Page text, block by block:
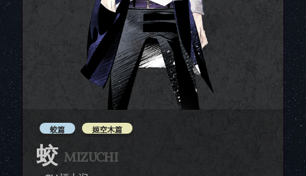
蛟篇 姬空木篇
蛟 MIZUCHI